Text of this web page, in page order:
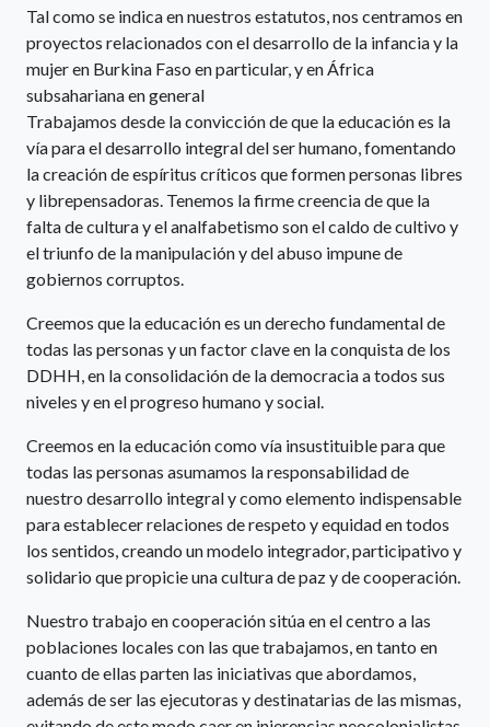
Tal como se indica en nuestros estatutos, nos centramos en
proyectos relacionados con el desarrollo de la infancia y la
mujer en Burkina Faso en particular, y en África
subsahariana en general
Trabajamos desde la convicción de que la educación es la
vía para el desarrollo integral del ser humano, fomentando
la creación de espíritus críticos que formen personas libres
y librepensadoras. Tenemos la firme creencia de que la
falta de cultura y el analfabetismo son el caldo de cultivo y
el triunfo de la manipulación y del abuso impune de
gobiernos corruptos.
Creemos que la educación es un derecho fundamental de
todas las personas y un factor clave en la conquista de los
DDHH, en la consolidación de la democracia a todos sus
niveles y en el progreso humano y social.
Creemos en la educación como vía insustituible para que
todas las personas asumamos la responsabilidad de
nuestro desarrollo integral y como elemento indispensable
para establecer relaciones de respeto y equidad en todos
los sentidos, creando un modelo integrador, participativo y
solidario que propicie una cultura de paz y de cooperación.
Nuestro trabajo en cooperación sitúa en el centro a las
poblaciones locales con las que trabajamos, en tanto en
cuanto de ellas parten las iniciativas que abordamos,
además de ser las ejecutoras y destinatarias de las mismas,